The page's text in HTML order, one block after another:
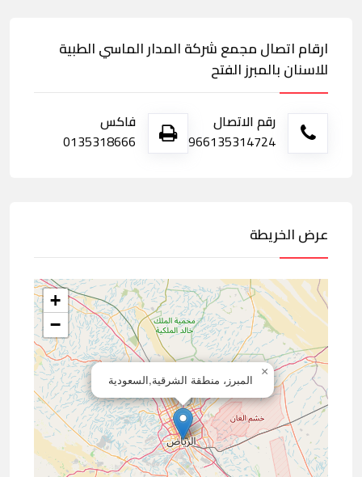
ارقام اتصال مجمع شركة المدار الماسي الطبية
للاسنان بالمبرز الفتح
رقم الاتصال
966135314724
فاكس
0135318666
عرض الخريطة
المبرز، منطقة الشرقية,السعودية
×
+
−